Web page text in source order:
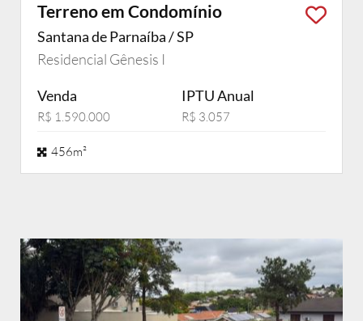
Terreno em Condomínio
Santana de Parnaíba / SP
Residencial Gênesis I
Venda
R$ 1.590.000
IPTU Anual
R$ 3.057
456m²